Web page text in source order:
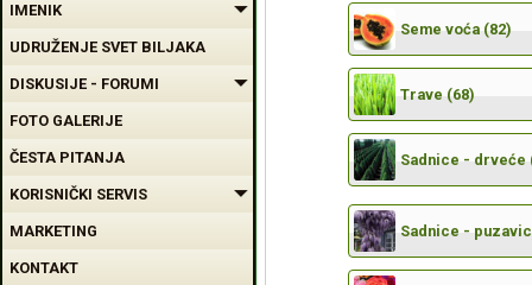
IMENIK
UDRUŽENJE SVET BILJAKA
DISKUSIJE - FORUMI
FOTO GALERIJE
ČESTA PITANJA
KORISNIČKI SERVIS
MARKETING
KONTAKT
Seme voća (82)
Trave (68)
Sadnice - drveće
Sadnice -